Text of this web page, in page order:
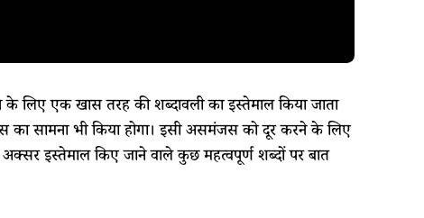
लिए एक खास तरह की शब्दावली का इस्तेमाल किया जाता
भी किया होगा। इसी असमंजस को दूर करने के लिए
इस्तेमाल किए जाने वाले कुछ महत्वपूर्ण​ ​शब्दों​ ​पर​ ​बात​